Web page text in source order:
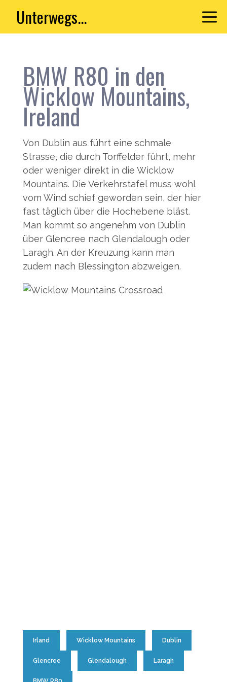
Unterwegs...
BMW R80 in den
Wicklow Mountains,
Ireland
Von Dublin aus führt eine schmale
Strasse, die durch Torffelder führt, mehr
oder weniger direkt in die Wicklow
Mountains. Die Verkehrstafel muss wohl
vom Wind schief geworden sein, der hier
fast täglich über die Hochebene bläst.
Man kommt so angenehm von Dublin
über Glencree nach Glendalough oder
Laragh. An der Kreuzung kann man
zudem nach Blessington abzweigen.
Irland Wicklow Mountains Dublin
Glencree Glendalough Laragh